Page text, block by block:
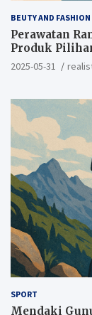
BEUTY AND FASHION
Perawatan
Produk
2025-05-31
SPORT
Mendaki